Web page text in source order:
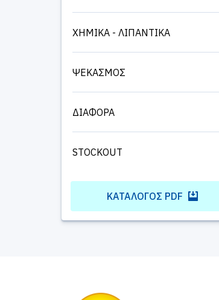
ΧΗΜΙΚΑ - ΛΙΠΑΝΤΙΚΑ
ΨΕΚΑΣΜΟΣ
ΔΙΑΦΟΡΑ
STOCKOUT
ΚΑΤΆΛΟΓΟΣ PDF